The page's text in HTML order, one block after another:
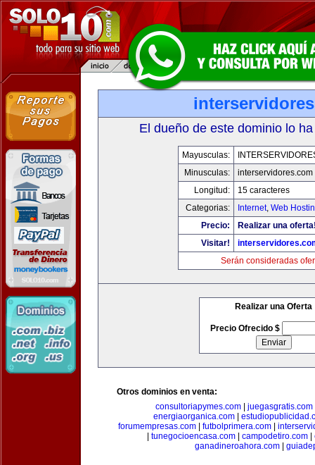
El dueño de este dominio lo
Mayusculas:
Minusculas:
interservidores.com
Longitud:
15 caracteres
Categorias:
Internet, Web
Precio:
Realizar una
Visitar!
Serán consideradas
Realizar una Oferta
Precio Ofrecido $
Otros dominios en venta:
consultoriapymes.com
juegasgratis.com
energiaorganica.com|
forumempresas.com
futbolprimera.com
tunegocioencasa.com| campodetiro.com|
ganadineroahora.com|